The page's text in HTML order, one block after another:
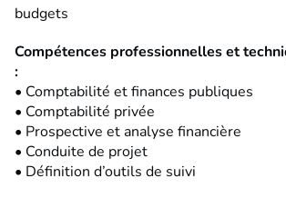
budgets
Compétences professionnelles et
:
• Comptabilité et finances publiques
• Comptabilité privée
• Prospective et analyse financière
• Conduite de projet
• Définition d’outils de suivi